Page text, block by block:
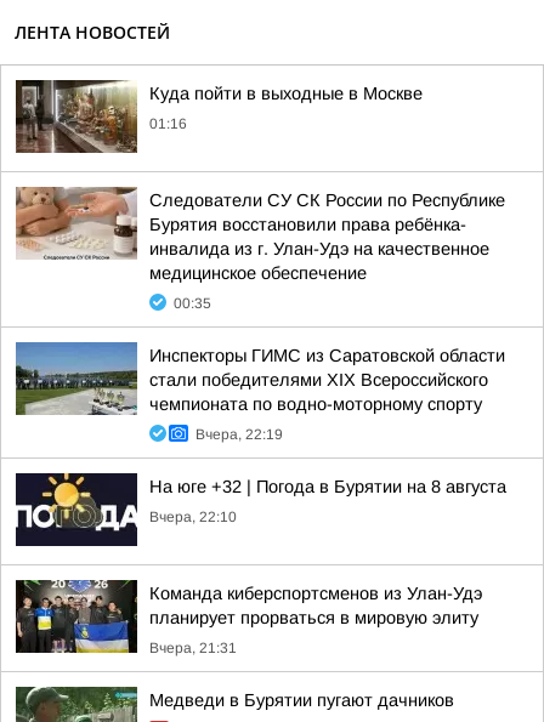
ЛЕНТА НОВОСТЕЙ
Куда пойти в выходные в Москве
01:16
Следователи СУ СК России по Республике
Бурятия восстановили права ребёнка-
инвалида из г. Улан-Удэ на качественное
медицинское обеспечение
00:35
Инспекторы ГИМС из Саратовской области
стали победителями XIX Всероссийского
чемпионата по водно-моторному спорту
Вчера, 22:19
На юге +32 | Погода в Бурятии на 8 августа
Вчера, 22:10
Команда киберспортсменов из Улан-Удэ
планирует прорваться в мировую элиту
Вчера, 21:31
Медведи в Бурятии пугают дачников